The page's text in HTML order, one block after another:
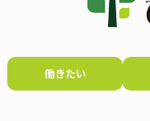
働きたい